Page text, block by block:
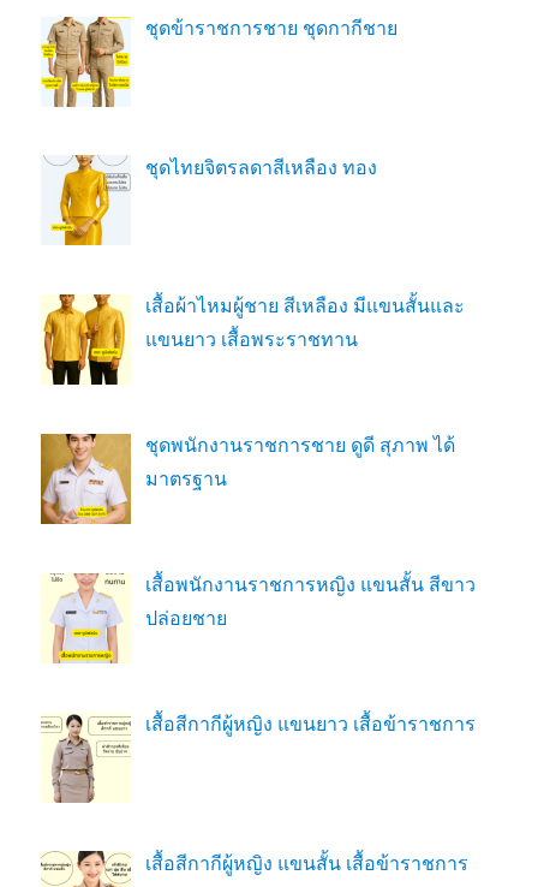
ชุดข้าราชการชาย ชุดกากีชาย
ชุดไทยจิตรลดาสีเหลือง ทอง
เสื้อผ้าไหมผู้ชาย สีเหลือง มีแขนสั้นและ
แขนยาว เสื้อพระราชทาน
ชุดพนักงานราชการชาย ดูดี สุภาพ ได้
มาตรฐาน
เสื้อพนักงานราชการหญิง แขนสั้น สีขาว
ปล่อยชาย
เสื้อสีกากีผู้หญิง แขนยาว เสื้อข้าราชการ
เสื้อสีกากีผู้หญิง แขนสั้น เสื้อข้าราชการ